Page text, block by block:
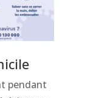
pendant